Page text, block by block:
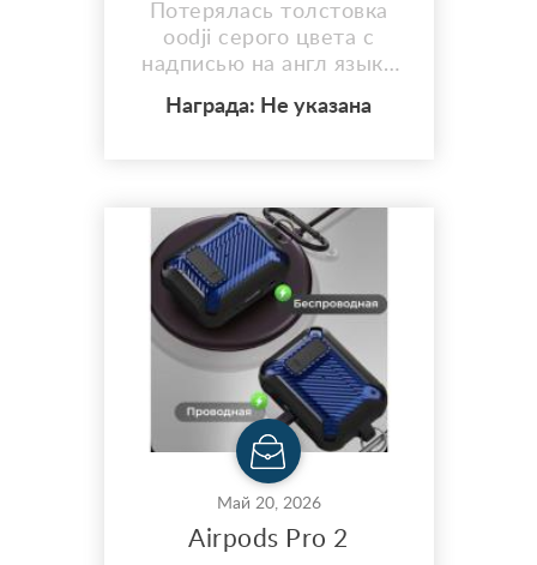
Потерялась толстовка
oodji серого цвета с
надписью на англ языке
NO REGRETS JUST ENJOY
Награда: Не указана
Май 20, 2026
Airpods Pro 2